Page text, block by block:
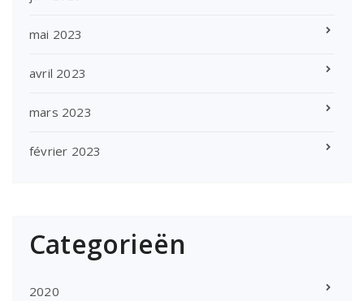
mai 2023
avril 2023
mars 2023
février 2023
Categorieën
2020